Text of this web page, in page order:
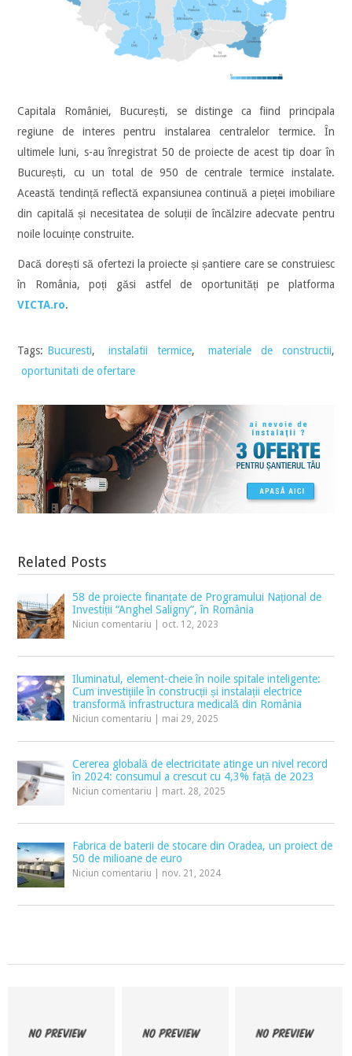
Capitala României, București, se distinge ca fiind principala
regiune de interes pentru instalarea centralelor termice. În
ultimele luni, s-au înregistrat 50 de proiecte de acest tip doar în
București, cu un total de 950 de centrale termice instalate.
Această tendință reflectă expansiunea continuă a pieței imobiliare
din capitală și necesitatea de soluții de încălzire adecvate pentru
noile locuințe construite.
Dacă dorești să ofertezi la proiecte și șantiere care se construiesc
în România, poți găsi astfel de oportunități pe platforma
VICTA.ro.
Tags: Bucuresti, instalatii termice, materiale de constructii,
oportunitati de ofertare
Related Posts
58 de proiecte finanțate de Programului Național de
Investiții “Anghel Saligny”, în România
Niciun comentariu oct. 12, 2023
Iluminatul, element-cheie în noile spitale inteligente:
Cum investițiile în construcții și instalații electrice
transformă infrastructura medicală din România
Niciun comentariu mai 29, 2025
Cererea globală de electricitate atinge un nivel record
în 2024: consumul a crescut cu 4,3% față de 2023
Niciun comentariu mart. 28, 2025
Fabrica de baterii de stocare din Oradea, un proiect de
50 de milioane de euro
Niciun comentariu nov. 21, 2024